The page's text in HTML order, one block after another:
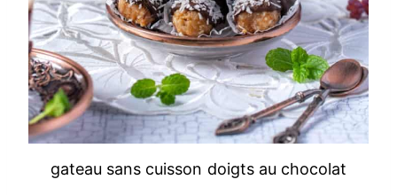
gateau sans cuisson doigts au chocolat